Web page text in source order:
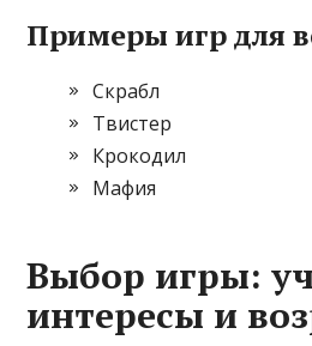
Примеры игр для
Скрабл
Твистер
Крокодил
Мафия
Выбор игры:
интересы и